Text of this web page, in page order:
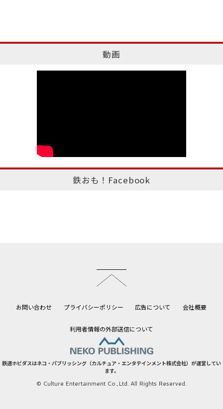
動画
鉄おも！Facebook
お問い合わせ プライバシーポリシー 広告について 会社概要
利用者情報の外部送信について
鉄道ホビダスはネコ・パブリッシング（カルチュア・エンタテインメント株式会社）が運営してい
ます。
© Culture Entertainment Co.,Ltd. All Rights Reserved.